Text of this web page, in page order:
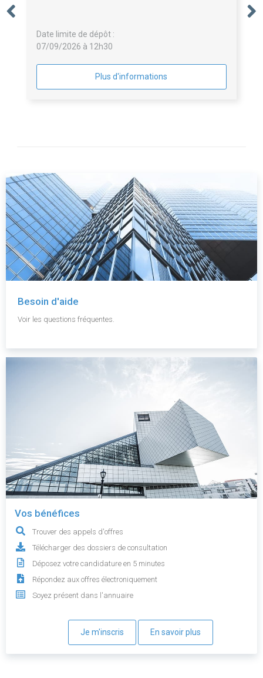
Date limite de dépôt :
07/09/2026 à 12h30
Plus d'informations
Besoin d'aide
Voir les questions fréquentes.
Vos bénéfices
Trouver des appels d'offres
Télécharger des dossiers de consultation
Déposez votre candidature en 5 minutes
Répondez aux offres électroniquement
Soyez présent dans l'annuaire
Je m'inscris En savoir plus